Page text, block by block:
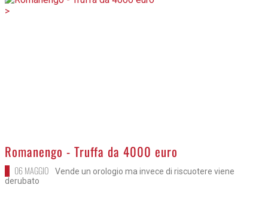
>
Romanengo - Truffa da 4000 euro
06 MAGGIO
Vende un orologio ma invece di riscuotere viene
derubato